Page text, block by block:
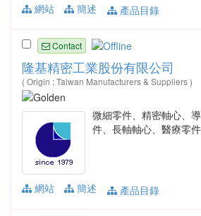
網站
簡述 產品目錄
Contact
隆基精密工業股份有限公司
( Origin : Taiwan Manufacturers & Suppliers )
微細零件、精密軸心、
件、長軸軸心、醫療零件
網站 簡述 產品目錄